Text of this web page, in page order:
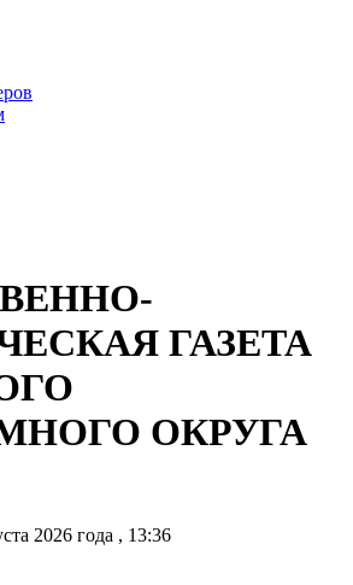
ГАЗЕТА
ОКРУГА
2026 года , 13:36